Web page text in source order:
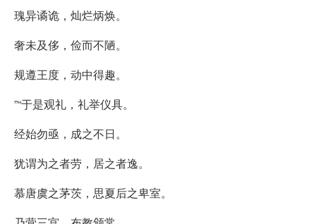
瑰异谲诡，灿烂炳焕。
奢未及侈，俭而不陋。
规遵王度，动中得趣。
”“于是观礼，礼举仪具。
经始勿亟，成之不日。
犹谓为之者劳，居之者逸。
慕唐虞之茅茨，思夏后之卑室。